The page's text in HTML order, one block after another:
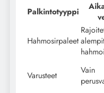
Palkintotyyppi
Hahmosirpaleet
Varusteet
Vain